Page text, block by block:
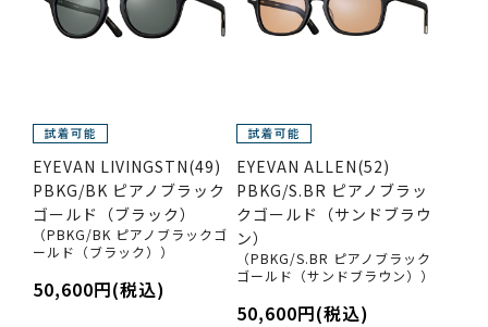
EYEVAN LIVINGSTN(49)
PBKG/BK ピアノブラック
ゴールド（ブラック）
（PBKG/BK ピアノブラックゴ
ールド（ブラック））
50,600円(税込)
EYEVAN ALLEN(52)
PBKG/S.BR ピアノブラッ
クゴールド（サンドブラウ
ン）
（PBKG/S.BR ピアノブラック
ゴールド（サンドブラウン））
50,600円(税込)